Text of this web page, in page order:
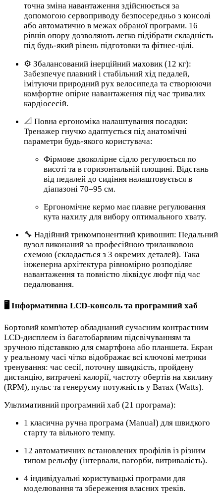
точна зміна навантаження здійснюється за
допомогою сервоприводу безпосередньо з консолі
або автоматично в межах обраної програми. 16
рівнів опору дозволяють легко підібрати складність
під будь-який рівень підготовки та фітнес-цілі.
⚙️ Збалансований інерційний маховик (12 кг):
Забезпечує плавний і стабільний хід педалей,
імітуючи природний рух велосипеда та створюючи
комфортне опірне навантаження під час тривалих
кардіосесій.
📐 Повна ергономіка налаштування посадки:
Тренажер гнучко адаптується під анатомічні
параметри будь-якого користувача:
Фірмове двоколірне сідло регулюється по
висоті та в горизонтальній площині. Відстань
від педалей до сидіння налаштовується в
діапазоні 70–95 см.
Ергономічне кермо має плавне регулювання
кута нахилу для вибору оптимального хвату.
🔧 Надійний трикомпонентний кривошип: Педальний
вузол виконаний за професійною триланковою
схемою (складається з 3 окремих деталей). Така
інженерна архітектура рівномірно розподіляє
навантаження та повністю ліквідує люфт під час
педалювання.
🖥️ Інформативна LCD-консоль та програмний хаб
Бортовий комп'ютер обладнаний сучасним контрастним
LCD-дисплеєм із багатобарвним підсвічуванням та
зручною підставкою для смартфона або планшета. Екран
у реальному часі чітко відображає всі ключові метрики
тренування: час сесії, поточну швидкість, пройдену
дистанцію, витрачені калорії, частоту обертів на хвилину
(RPM), пульс та генеруєму потужність у Ватах (Watts).
Ультимативний програмний хаб (21 програма):
1 класична ручна програма (Manual) для швидкого
старту та вільного темпу.
12 автоматичних встановлених профілів із різним
типом рельєфу (інтервали, пагорби, витривалість).
4 індивідуальні користувацькі програми для
моделювання та збереження власних треків.